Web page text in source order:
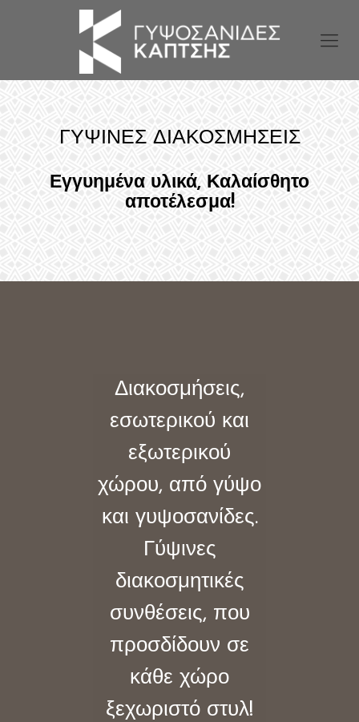
ΓΥΨΙΝΕΣ ΔΙΑΚΟΣΜΗΣΕΙΣ
Εγγυημένα υλικά, Καλαίσθητο
αποτέλεσμα!
Διακοσμήσεις,
εσωτερικού και
εξωτερικού
χώρου, από γύψο
και γυψοσανίδες.
Γύψινες
διακοσμητικές
συνθέσεις, που
προσδίδουν σε
κάθε χώρο
ξεχωριστό στυλ!